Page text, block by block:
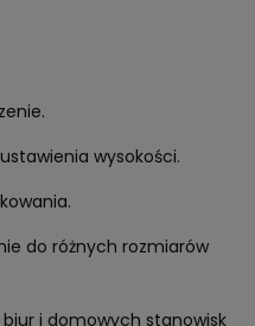
wysokości.
do różnych rozmiarów
i domowych stanowisk